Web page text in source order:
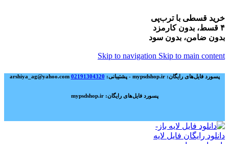
خرید قسطی با ترب‌پی
۴ قسط، بدون کارمزد
بدون ضامن، بدون سود
Skip to navigation Skip to main content
پسورد فایل‌های رایگان: mypsdshop.ir - پشتیبانی: arshiya_ag@yahoo.com 02191304320
پسورد فایل‌های رایگان: mypsdshop.ir